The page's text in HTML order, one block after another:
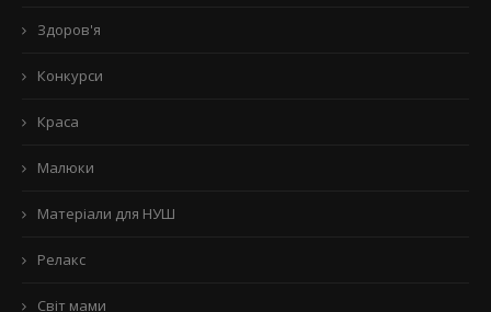
Здоров'я
Конкурси
Краса
Малюки
Матеріали для НУШ
Релакс
Світ мами